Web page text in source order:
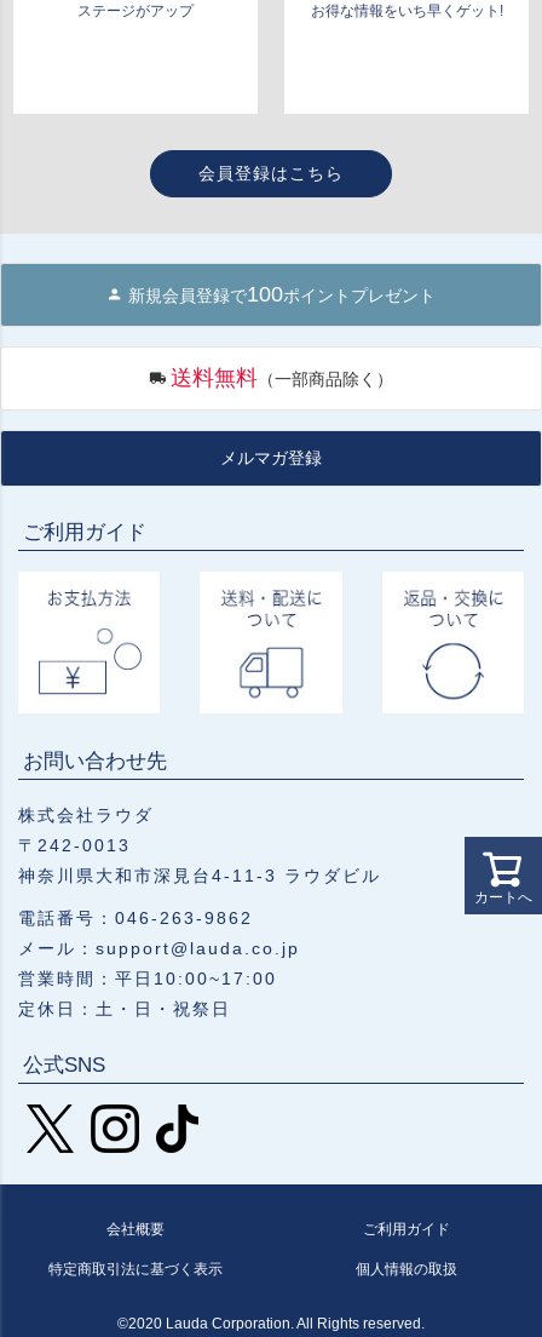
カートへ
ステージがアップ
お得な情報をいち早くゲット!
会員登録はこちら
新規会員登録で100ポイントプレゼント
送料無料 （一部商品除く）
メルマガ登録
ご利用ガイド
お問い合わせ先
株式会社ラウダ
〒242-0013
神奈川県大和市深見台4-11-3 ラウダビル
電話番号：046-263-9862
メール：support@lauda.co.jp
営業時間：平日10:00~17:00
定休日：土・日・祝祭日
公式SNS
会社概要 ご利用ガイド
特定商取引法に基づく表示 個人情報の取扱
©2020 Lauda Corporation. All Rights reserved.